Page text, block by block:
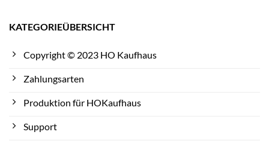
KATEGORIEÜBERSICHT
Copyright © 2023 HO Kaufhaus
Zahlungsarten
Produktion für HOKaufhaus
Support